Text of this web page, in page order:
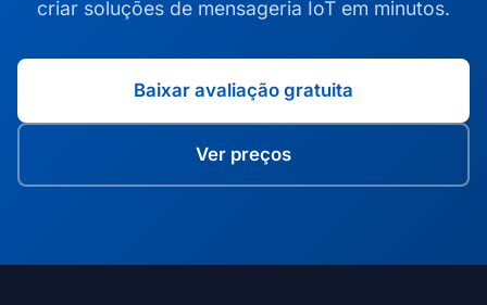
criar soluções de mensageria IoT em minutos.
Baixar avaliação gratuita
Ver preços